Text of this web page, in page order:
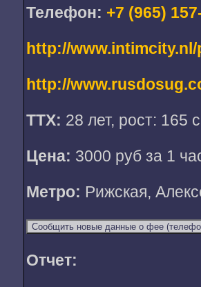
Телефон: +7 (965)
http://
http://
ТТХ: 28 лет, рост: 165
Цена: 3000 руб за 1
Метро: Рижская,
Отчет: